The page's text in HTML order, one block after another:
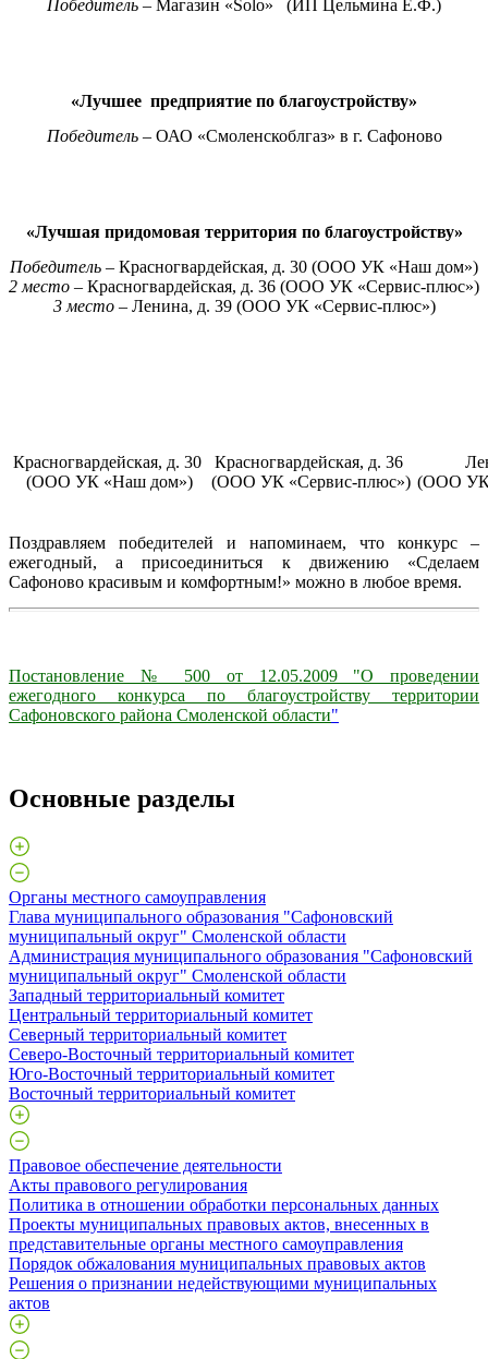
Победитель – Магазин «Solо» (ИП Цельмина Е.Ф.)
«Лучшее предприятие по благоустройству»
Победитель –ОАО «Смоленскоблгаз» в г. Сафоново
«Лучшая придомовая территория по благоустройству»
Победитель – Красногвардейская, д. 30 (ООО УК «Наш дом»)
2 место – Красногвардейская, д. 36 (ООО УК «Сервис-плюс»)
3 место – Ленина, д. 39 (ООО УК «Сервис-плюс»)
Красногвардейская, д. 30
(ООО УК «Наш дом»)
Красногвардейская, д. 36
(ООО УК «Сервис-плюс») (ООО УК
Поздравляем победителей и напоминаем, что конкурс –
ежегодный, а присоединиться к движению «Сделаем
Сафоново красивым и комфортным!» можно в любое время.
Постановление № 500 от 12.05.2009 "О проведении
ежегодного конкурса по благоустройству территории
Сафоновского района Смоленской области"
Основные разделы
Органы местного самоуправления
Глава муниципального образования "Сафоновский
муниципальный округ" Смоленской области
Администрация муниципального образования "Сафоновский
муниципальный округ" Смоленской области
Западный территориальный комитет
Центральный территориальный комитет
Северный территориальный комитет
Северо-Восточный территориальный комитет
Юго-Восточный территориальный комитет
Восточный территориальный комитет
Правовое обеспечение деятельности
Акты правового регулирования
Политика в отношении обработки персональных данных
Проекты муниципальных правовых актов, внесенных в
представительные органы местного самоуправления
Порядок обжалования муниципальных правовых актов
Решения о признании недействующими муниципальных
актов